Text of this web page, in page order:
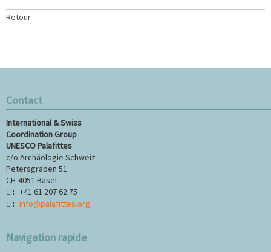
Retour
Contact
International & Swiss
Coordination Group
UNESCO Palafittes
c/o Archäologie Schweiz
Petersgraben 51
CH-4051 Basel
: +41 61 207 62 75
: info@palafittes.org
Navigation rapide